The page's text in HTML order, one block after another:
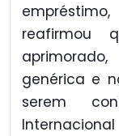
reafirmou
genérica e
serem